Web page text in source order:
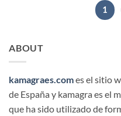
1
ABOUT
kamagraes.comes el sitio
de España y kamagra es el
que ha sido utilizado de